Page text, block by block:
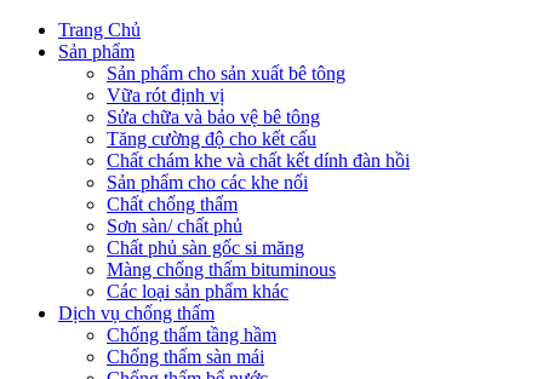
Trang Chủ
Sản phẩm
Sản phẩm cho sản xuất bê tông
Vữa rót định vị
Sửa chữa và bảo vệ bê tông
Tăng cường độ cho kết cấu
Chất chám khe và chất kết dính đàn hồi
Sản phẩm cho các khe nối
Chất chống thấm
Sơn sàn/ chất phủ
Chất phủ sàn gốc si măng
Màng chống thấm bituminous
Các loại sản phẩm khác
Dịch vụ chống thấm
Chống thấm tầng hầm
Chống thấm sàn mái